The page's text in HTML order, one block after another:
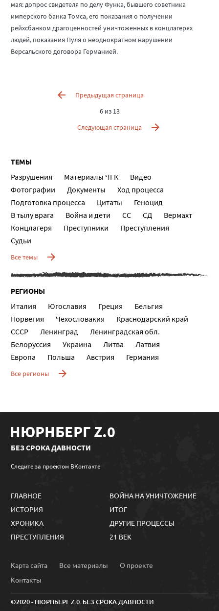
мая: допрос свидетеля по делу Функа, бывшего советника
имперского банка Томса, его показания о получении
рейхсбанком драгоценностей уничтоженных в концлагерях
людей, показания Пуля о неоднократном нарушении
Версальского договора Германией.
Предыдущая страница
6 из 13
Следующая страница
ТЕМЫ
Разрушения Материалы ЧГК
Видео
Фотографии
Документы
Ход процесса
Подготовка процесса
Цитаты
Геноцид
В тылу врага
Война и дети СС СД
Вермахт
Концлагеря
Преступники
Преступления
Судьи
Все темы
РЕГИОНЫ
Италия Югославия Греция
Бельгия
Норвегия
Чехословакия
Краснодарский край
СССР
Ленинград
Ленинградская обл.
Белоруссия
Украина Литва
Латвия
Европа
Польша Австрия Германия
Все регионы
НЮРНБЕРГ Z.0
БЕЗ СРОКА ДАВНОСТИ
Следите за проектом ВКонтакте
ГЛАВНОЕ
ИСТОРИЯ
ХРОНИКА
ПРЕСТУПЛЕНИЯ
ВОЙНА НА УНИЧТОЖЕНИЕ
ИТОГ
ДРУГИЕ ПРОЦЕССЫ
21 ВЕК
Карта сайта Все материалы
О проекте
Контакты
©2020 - НЮРНБЕРГ Z.0. БЕЗ СРОКА ДАВНОСТИ